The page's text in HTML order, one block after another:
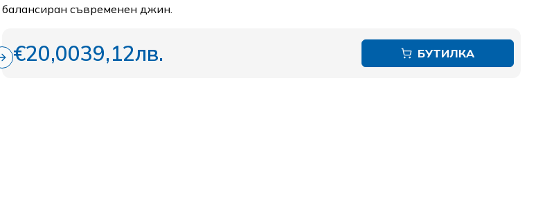
Next slide
балансиран съвременен джин.
€20,0039,12лв. БУТИЛКА